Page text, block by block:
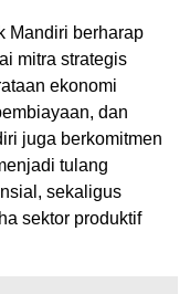
Mandiri berharap
mitra strategis
ekonomi
dan
juga berkomitmen
tulang
sekaligus
sektor produktif